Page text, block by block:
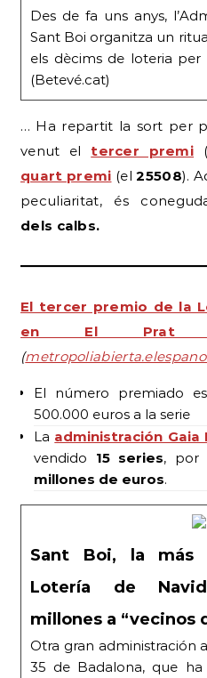
Des de fa uns anys,
Sant Boi organitza un
els dècims de loteria per
(Betevé.cat)
… Ha repartit la sort per
venut el
tercer premi
quart premi (el25508).
peculiaritat, és
dels calbs.
El tercer premio de la
en El Prat
(
El número premiado
500.000 euros a la serie
La administración
vendido 15 series, por
millones de euros.
Sant Boi, la más
Lotería de
millones a “vecinos
Otra gran administración
35 de Badalona, que ha